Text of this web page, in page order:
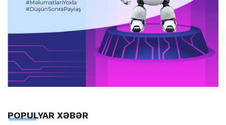
POPULYAR XƏBƏR